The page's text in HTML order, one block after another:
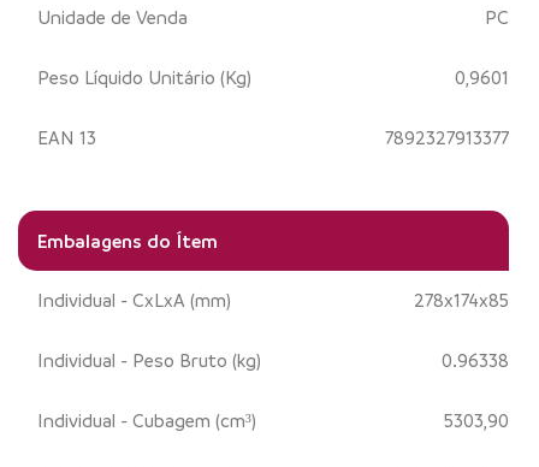
Unidade de Venda PC
Peso Líquido Unitário (Kg) 0,9601
EAN 13 7892327913377
Embalagens do Ítem
Individual - CxLxA (mm) 278x174x85
Individual - Peso Bruto (kg) 0.96338
Individual - Cubagem (cm³) 5303,90